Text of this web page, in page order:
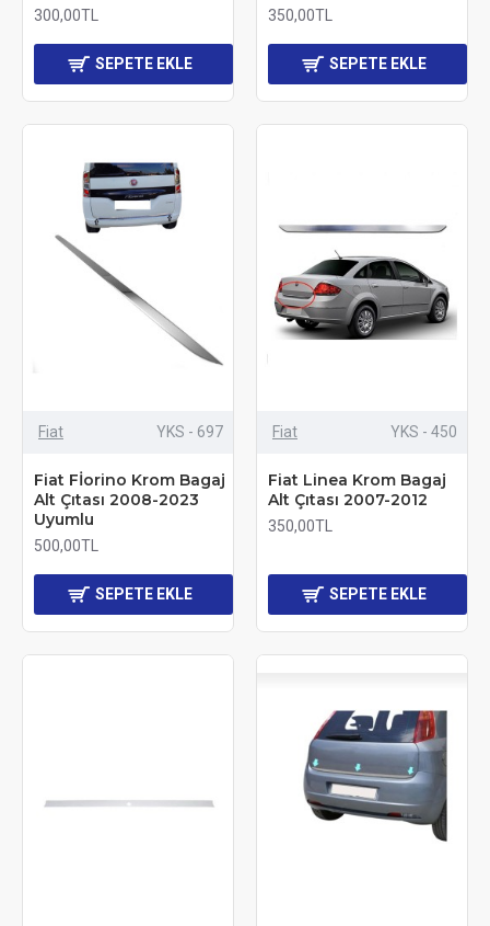
300,00TL
SEPETE EKLE
350,00TL
SEPETE EKLE
Fiat YKS - 697
Fiat Fİorino Krom Bagaj
Alt Çıtası 2008-2023
Uyumlu
500,00TL
SEPETE EKLE
Fiat YKS - 450
Fiat Linea Krom Bagaj
Alt Çıtası 2007-2012
350,00TL
SEPETE EKLE